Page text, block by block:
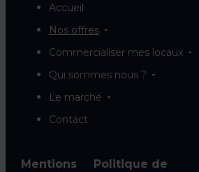
Accueil
Nos offres
Commercialiser mes locaux
Qui sommes nous ?
Le marché
Contact
Mentions Politique de